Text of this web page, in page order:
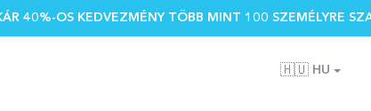
40%-OS KEDVEZMÉNY TÖBB MINT 100 SZEMÉLYRE
🇭🇺 HU